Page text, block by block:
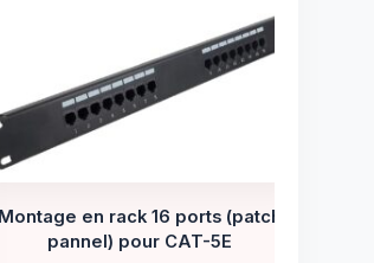
Montage en rack 16 ports (patch
pannel) pour CAT-5E